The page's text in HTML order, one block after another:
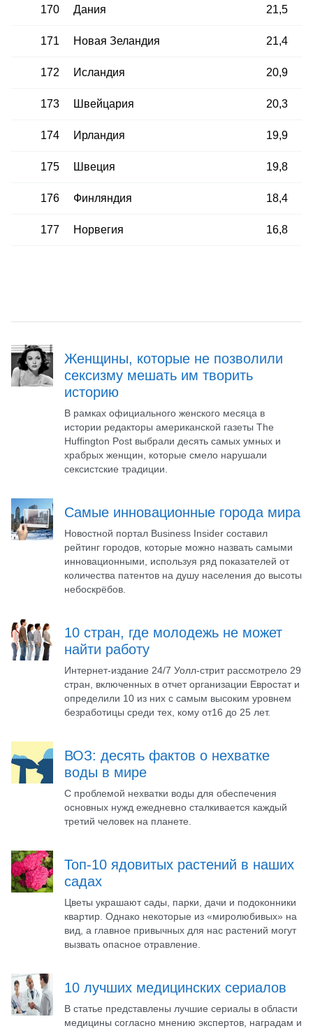
170 Дания 21,5
171 Новая Зеландия 21,4
172 Исландия 20,9
173 Швейцария 20,3
174 Ирландия 19,9
175 Швеция 19,8
176 Финляндия 18,4
177 Норвегия 16,8
Женщины, которые не позволили
сексизму мешать им творить
историю
В рамках официального женского месяца в
истории редакторы американской газеты The
Huffington Post выбрали десять самых умных и
храбрых женщин, которые смело нарушали
сексистские традиции.
Самые инновационные города мира
Новостной портал Business Insider составил
рейтинг городов, которые можно назвать самыми
инновационными, используя ряд показателей от
количества патентов на душу населения до высоты
небоскрёбов.
10 стран, где молодежь не может
найти работу
Интернет-издание 24/7 Уолл-стрит рассмотрело 29
стран, включенных в отчет организации Евростат и
определили 10 из них с самым высоким уровнем
безработицы среди тех, кому от16 до 25 лет.
ВОЗ: десять фактов о нехватке
воды в мире
С проблемой нехватки воды для обеспечения
основных нужд ежедневно сталкивается каждый
третий человек на планете.
Топ-10 ядовитых растений в наших
садах
Цветы украшают сады, парки, дачи и подоконники
квартир. Однако некоторые из «миролюбивых» на
вид, а главное привычных для нас растений могут
вызвать опасное отравление.
10 лучших медицинских сериалов
В статье представлены лучшие сериалы в области
медицины согласно мнению экспертов, наградам и